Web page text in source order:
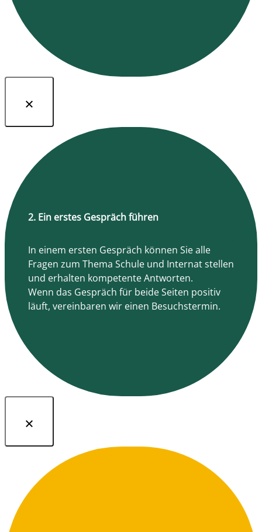
2. Ein erstes Gespräch führen
In einem ersten Gespräch können Sie alle
Fragen zum Thema Schule und Internat stellen
und erhalten kompetente Antworten.
Wenn das Gespräch für beide Seiten positiv
läuft, vereinbaren wir einen Besuchstermin.